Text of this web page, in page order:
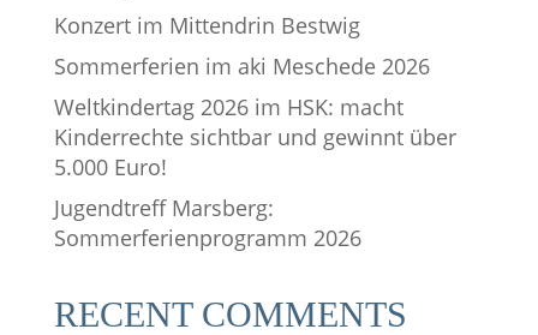
Konzert im Mittendrin Bestwig
Sommerferien im aki Meschede 2026
Weltkindertag 2026 im HSK: macht
Kinderrechte sichtbar und gewinnt über
5.000 Euro!
Jugendtreff Marsberg:
Sommerferienprogramm 2026
RECENT COMMENTS